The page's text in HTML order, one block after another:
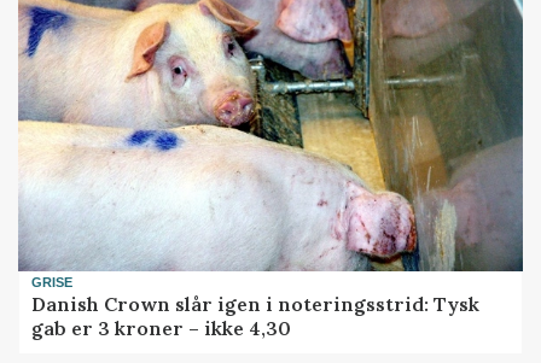
GRISE
Danish Crown slår igen i noteringsstrid: Tysk
gab er 3 kroner – ikke 4,30